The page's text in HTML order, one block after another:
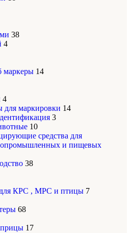
38
4
маркеры 14
4
маркировки 14
3
10
средства для
и пищевых
38
КРС , МРС и птицы 7
68
17